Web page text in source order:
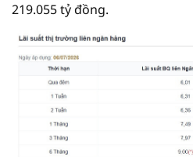
219.055 tỷ đồng.